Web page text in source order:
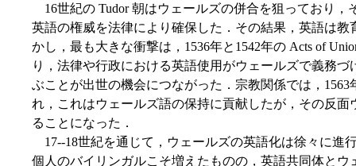
16世紀の Tudor 朝はウェールズの併合を狙っており，
英語の権威を法律により確保した．その結果，英語は
かし，最も大きな衝撃は，1536年と1542年の Acts of
り，法律や行政における英語使用がウェールズで義務づ
ぶことが出世の機会につながった．宗教関係では，
れ，これはウェールズ語の保持に貢献したが，その反
ることになった．
17--18世紀を通じて，ウェールズの英語化は徐々に進
個人のバイリンガルこそ増えたものの，英語共同体と